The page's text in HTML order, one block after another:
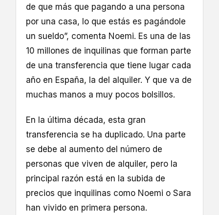
de que más que pagando a una persona
por una casa, lo que estás es pagándole
un sueldo”, comenta Noemi. Es una de las
10 millones de inquilinas que forman parte
de una transferencia que tiene lugar cada
año en España, la del alquiler. Y que va de
muchas manos a muy pocos bolsillos.
En la última década, esta gran
transferencia se ha duplicado. Una parte
se debe al aumento del número de
personas que viven de alquiler, pero la
principal razón está en la subida de
precios que inquilinas como Noemi o Sara
han vivido en primera persona.